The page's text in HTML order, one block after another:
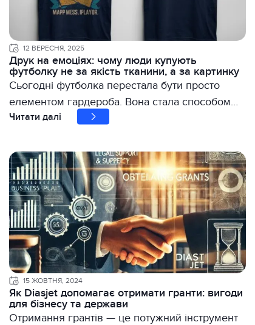
12 ВЕРЕСНЯ, 2025
Друк на емоціях: чому люди купують
футболку не за якість тканини, а за картинку
Сьогодні футболка перестала бути просто
елементом гардероба. Вона стала способом…
Читати далі
15 ЖОВТНЯ, 2024
Як Diasjet допомагає отримати гранти: вигоди
для бізнесу та держави
Отримання грантів — це потужний інструмент